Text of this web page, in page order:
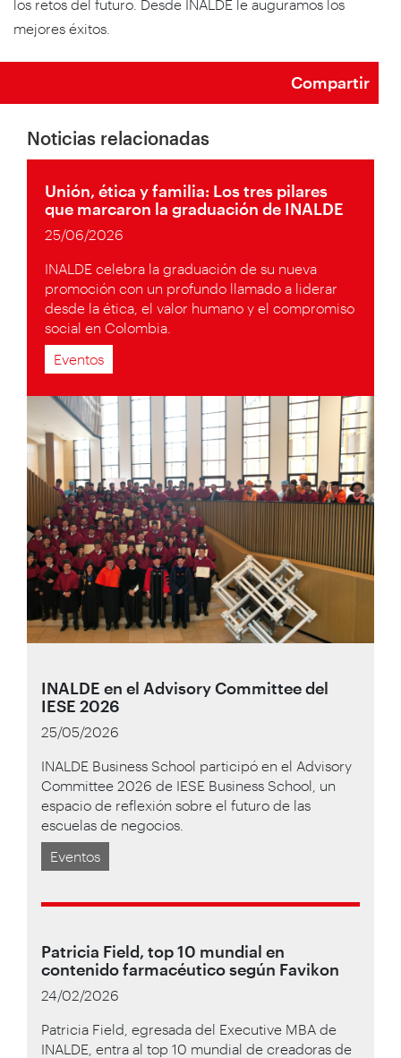
los retos del futuro. Desde INALDE le auguramos los
mejores éxitos.
Compartir
Noticias relacionadas
Unión, ética y familia: Los tres pilares
que marcaron la graduación de INALDE
25/06/2026
INALDE celebra la graduación de su nueva
promoción con un profundo llamado a liderar
desde la ética, el valor humano y el compromiso
social en Colombia.
Eventos
INALDE en el Advisory Committee del
IESE 2026
25/05/2026
INALDE Business School participó en el Advisory
Committee 2026 de IESE Business School, un
espacio de reflexión sobre el futuro de las
escuelas de negocios.
Eventos
Patricia Field, top 10 mundial en
contenido farmacéutico según Favikon
24/02/2026
Patricia Field, egresada del Executive MBA de
INALDE, entra al top 10 mundial de creadoras de